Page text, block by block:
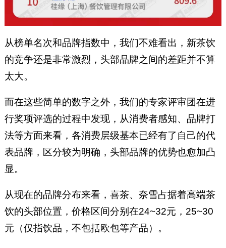
从榜单名次和品牌指数中，我们不难看出，新茶饮
的竞争还是非常激烈，头部品牌之间的差距并不算
太大。
而在这些简单的数字之外，我们的专家评审团在进
行奖项评选的过程中发现，从消费者感知、品牌打
法等方面来看，各消费层级基本已经有了自己的代
表品牌，区分较为明确，头部品牌的优势也愈加凸
显。
从现在的品牌分布来看，喜茶、奈雪占据着高端茶
饮的头部位置，价格区间分别在24~32元，25~30
元（仅指饮品，不包括欧包等产品）。